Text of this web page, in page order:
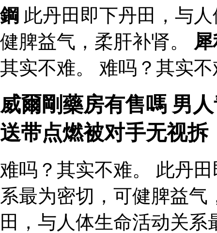
鋼 此丹田即下丹田，与
健脾益气，柔肝补肾。
其实不难。 难吗？其实
威爾剛藥房有售嗎 男
送带点燃被对手无视拆
难吗？其实不难。 此丹
系最为密切，可健脾益
田，与人体生命活动关